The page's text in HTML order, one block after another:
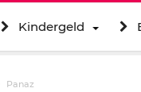
Kindergeld
Panaz